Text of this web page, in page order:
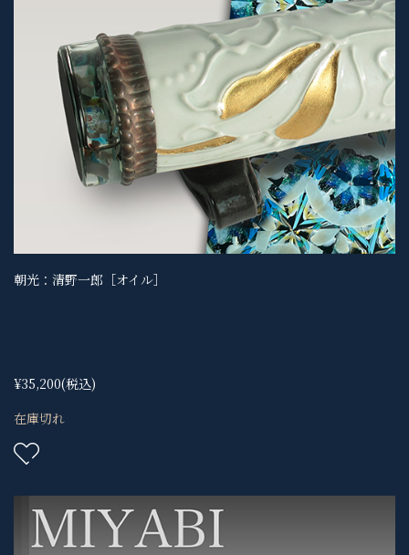
朝光：清野一郎［オイル］
¥35,200(税込)
在庫切れ